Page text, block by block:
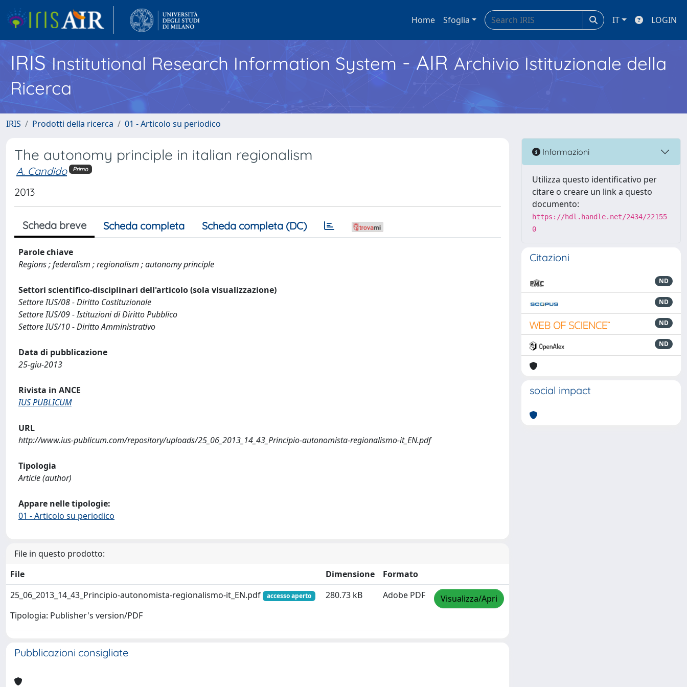
Home Sfoglia IT LOGIN
IRISInstitutional Research Information System - AIR Archivio Istituzionale della
Ricerca
IRIS Prodotti della ricerca 01 - Articolo su periodico
The autonomy principle in italian regionalism
A. Candido Primo
2013
Scheda breve Scheda completa Scheda completa (DC)
Parole chiave
Regions ; federalism ; regionalism ; autonomy principle
Settori scientifico-disciplinari dell'articolo (sola visualizzazione)
Settore IUS/08 - Diritto Costituzionale
Settore IUS/09 - Istituzioni di Diritto Pubblico
Settore IUS/10 - Diritto Amministrativo
Data di pubblicazione
25-giu-2013
Rivista in ANCE
IUS PUBLICUM
URL
http://www.ius-publicum.com/repository/uploads/25_06_2013_14_43_Principio-autonomista-regionalismo-it_EN.pdf
Tipologia
Article (author)
Appare nelle tipologie:
01 - Articolo su periodico
File in questo prodotto:
File
Dimensione
Formato
25_06_2013_14_43_Principio-autonomista-regionalismo-it_EN.pdf
accesso aperto
Tipologia: Publisher's version/PDF
280.73 kB Adobe PDF Visualizza/Apri
Pubblicazioni consigliate
Informazioni
Utilizza questo identificativo per
citare o creare un link a questo
documento:
https://hdl.handle.net/2434/22155
0
Citazioni
ND
ND
ND
ND
social impact